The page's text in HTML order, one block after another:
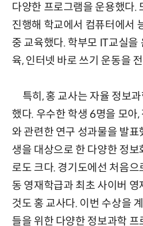
다양한 프로그램을 운용했다.
진행해 학교에서 컴퓨터에서
중 교육했다. 학부모 IT교실
육, 인터넷 바로 쓰기 운동을
특히, 홍 교사는 자율 정보
했다. 우수한 학생 6명을 모아
와 관련한 연구 성과물을 발
생을 대상으로 한 다양한 정
로도 크다. 경기도에선 처음
동 영재학급과 최초 사이버
것도 홍 교사다. 이번 수상을
들을 위한 다양한 정보과학